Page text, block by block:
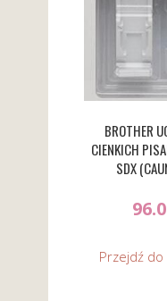
BROTHER
CIENKICH
SDX
Przejdź